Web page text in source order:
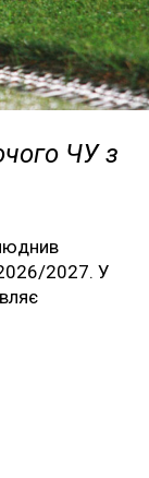
ЧУ з
2027. У